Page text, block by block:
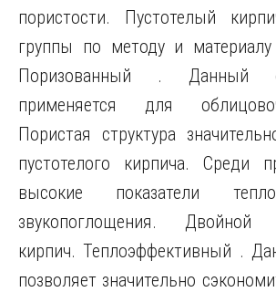
пористости. Пустотелый
группы по методу и материалу
Поризованный . Данный
применяется для
Пористая структура
пустотелого кирпича. Среди
высокие показатели
звукопоглощения. Двойной
кирпич. Теплоэффективный .
позволяет значительно